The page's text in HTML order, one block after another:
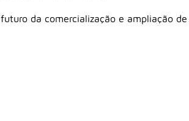
da comercialização e ampliação